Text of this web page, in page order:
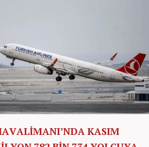
KASIM